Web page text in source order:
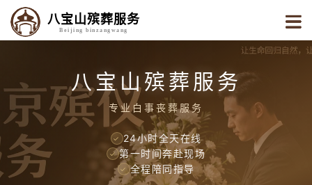
八宝山殡葬服务
Beijing binzangwang
八宝山殡葬服务
专业白事丧葬服务
✓ 24小时全天在线
✓ 第一时间奔赴现场
✓ 全程陪同指导